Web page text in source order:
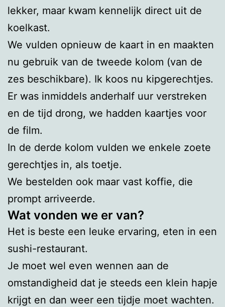
lekker, maar kwam kennelijk direct uit de
koelkast.
We vulden opnieuw de kaart in en maakten
nu gebruik van de tweede kolom (van de
zes beschikbare). Ik koos nu kipgerechtjes.
Er was inmiddels anderhalf uur verstreken
en de tijd drong, we hadden kaartjes voor
de film.
In de derde kolom vulden we enkele zoete
gerechtjes in, als toetje.
We bestelden ook maar vast koffie, die
prompt arriveerde.
Wat vonden we er van?
Het is beste een leuke ervaring, eten in een
sushi-restaurant.
Je moet wel even wennen aan de
omstandigheid dat je steeds een klein hapje
krijgt en dan weer een tijdje moet wachten.